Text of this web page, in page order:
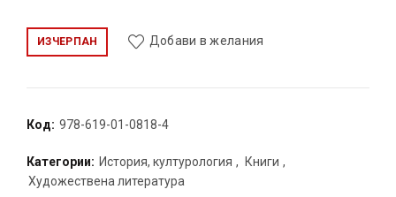
ИЗЧЕРПАН Добави в желания
Код: 978-619-01-0818-4
Категории: История, културология , Книги ,
Художествена литература